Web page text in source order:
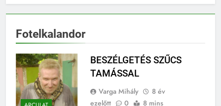
Fotelkalandor
BESZÉLGETÉS SZŰCS
Varga Mihály
8 év